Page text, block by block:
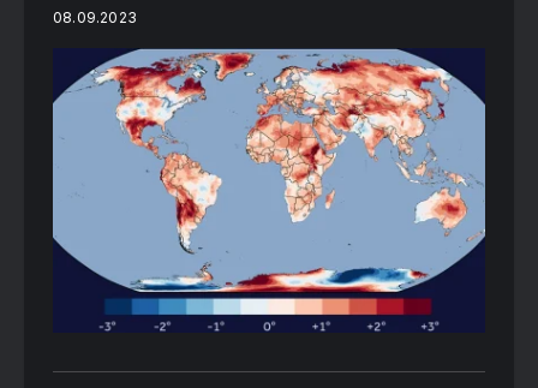
08.09.2023